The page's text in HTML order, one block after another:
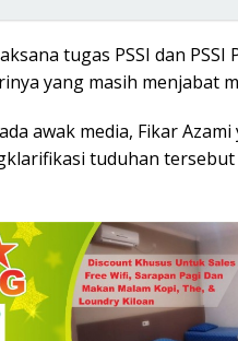
tugas PSSI dan
yang masih menjabat
awak media, Fikar
tuduhan